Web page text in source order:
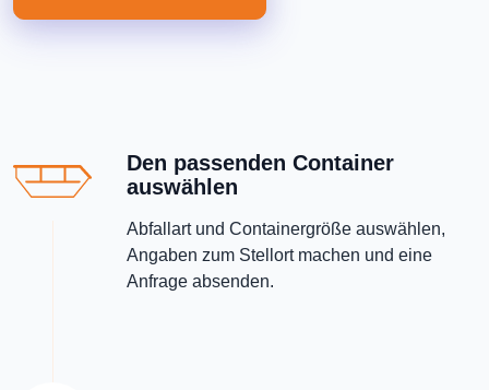
Den passenden Container
auswählen
Abfallart und Containergröße auswählen,
Angaben zum Stellort machen und eine
Anfrage absenden.